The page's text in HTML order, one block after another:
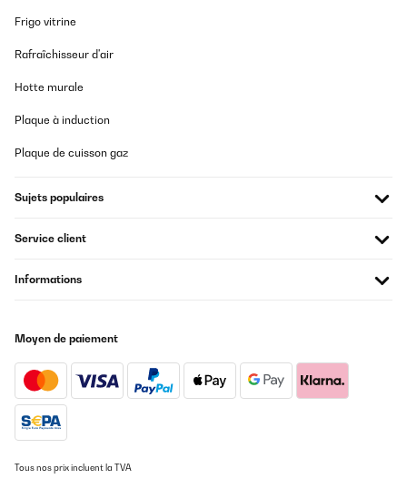
Frigo vitrine
Rafraîchisseur d'air
Hotte murale
Plaque à induction
Plaque de cuisson gaz
Sujets populaires
Service client
Informations
Moyen de paiement
Tous nos prix incluent la TVA